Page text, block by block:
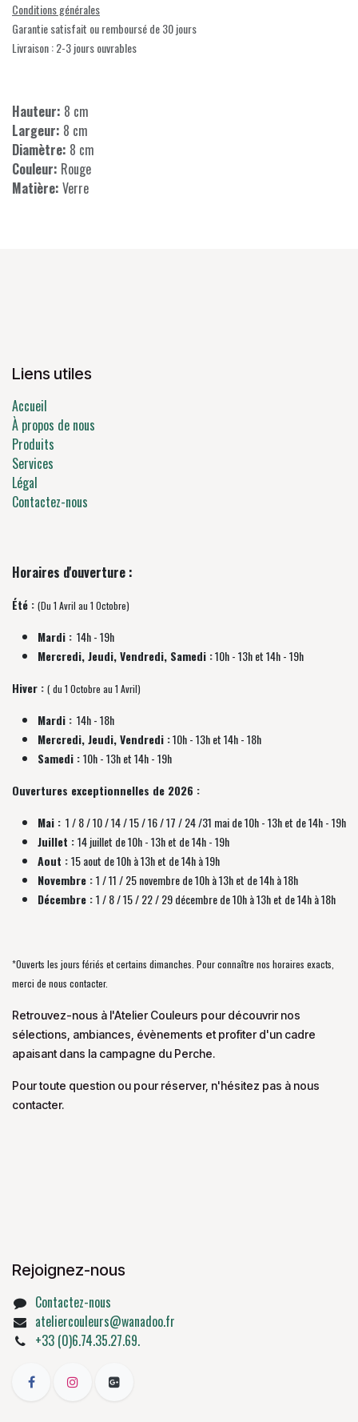
Conditions générales
Garantie satisfait ou remboursé de 30 jours
Livraison : 2-3 jours ouvrables
Hauteur: 8 cm
Largeur: 8 cm
Diamètre: 8 cm
Couleur: Rouge
Matière: Verre
Liens utiles
Accueil
À propos de nous
Produits
Services
Légal
Contactez-nous
Horaires d'ouverture :
Été : (Du 1 Avril au 1 Octobre)
Mardi : 14h - 19h
Mercredi, Jeudi, Vendredi, Samedi :10h - 13h et 14h - 19h
Hiver : ( du 1 Octobre au 1 Avril)
Mardi : 14h - 18h
Mercredi, Jeudi, Vendredi :10h - 13h et 14h - 18h
Samedi :10h - 13h et 14h - 19h
Ouvertures exceptionnelles de 2026 :
Mai : 1 / 8 / 10 / 14 / 15 / 16 / 17 / 24 /31 mai de 10h - 13h et de 14h - 19h
Juillet :14 juillet de 10h - 13h et de 14h - 19h
Aout :15 aout de 10h à 13h et de 14h à 19h
Novembre :1 / 11 / 25 novembre de10h à 13h et de 14h à 18h
Décembre :1 / 8 / 15 / 22 / 29 décembrede10h à 13h et de 14h à 18h
*Ouverts les jours fériés et certains dimanches. Pour connaître nos horaires exacts,
merci de nous contacter.
Retrouvez-nous à l'Atelier Couleurs pour découvrir nos
sélections, ambiances, évènements et profiter d'un cadre
apaisant dans la campagne du Perche.
Pour toute question ou pour réserver, n'hésitez pas à nous
contacter.
Rejoignez-nous
Contactez-nous
ateliercouleurs@wanadoo.fr
+33 (0)6.74.35.27.69.